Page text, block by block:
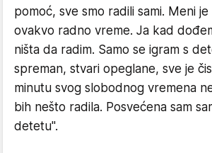
pomoć, sve smo radili sami. Meni
ovakvo radno vreme. Ja kad
ništa da radim. Samo se igram s
spreman, stvari opeglane, sve je
minutu svog slobodnog vremena
bih nešto radila. Posvećena sam
detetu".